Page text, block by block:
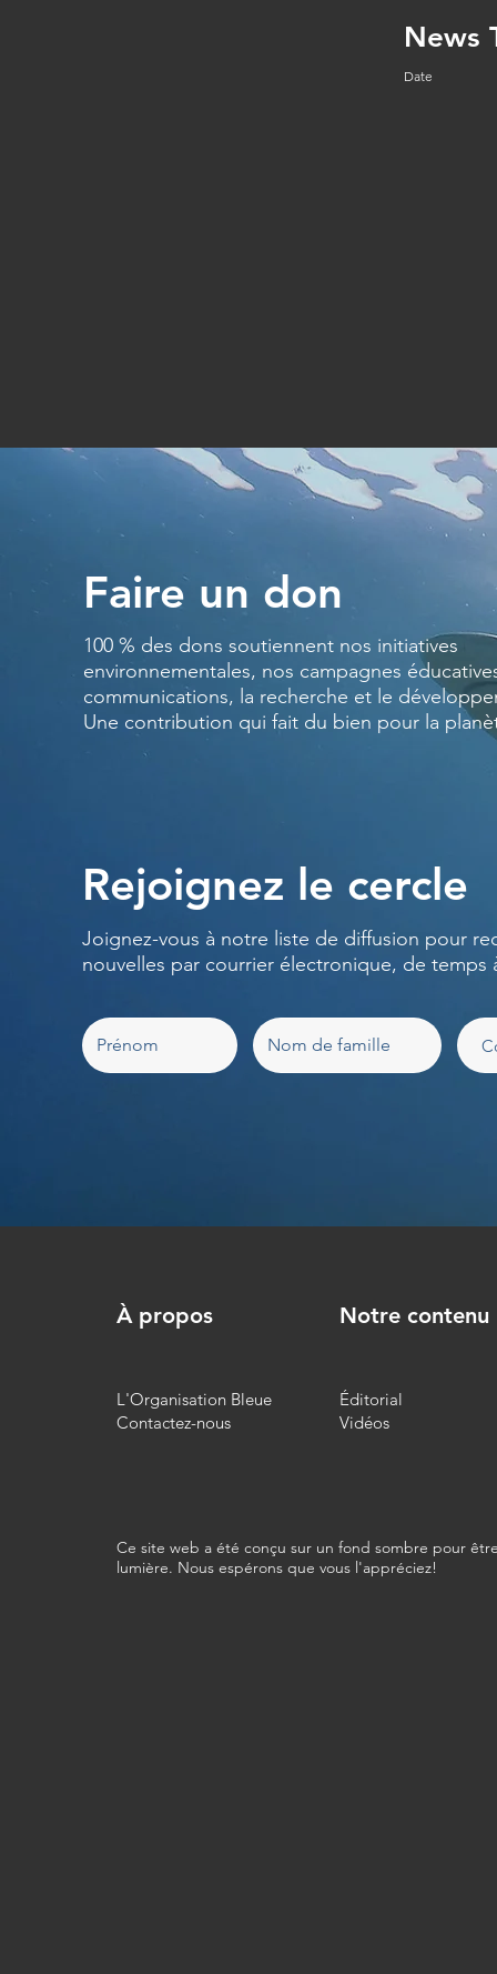
News
Date
Faire un don
100 % des dons soutiennent nos initiatives
environnementales, nos campagnes
communications, la recherche et le
Une contribution qui fait du bien pour la
Rejoignez le cercle
Joignez-vous à notre liste de diffusion pour
nouvelles par courrier électronique, de temps
À propos Notre contenu
L'Organisation Bleue
Contactez-nous
Éditorial
Vidéos
Ce site web a été conçu sur un fond sombre pour
lumière. Nous espérons que vous l'appréciez!